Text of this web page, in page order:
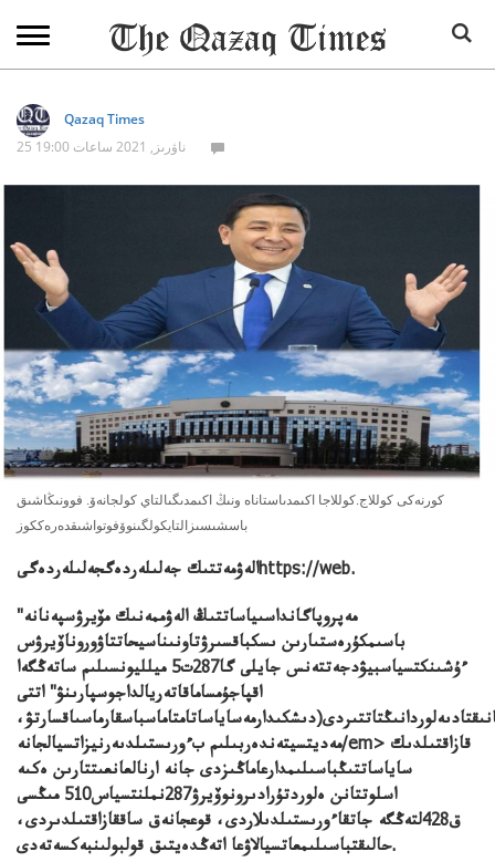
Qazaq Times
25 ناۋرىز, 2021 ساعات 19:00
كورنەكى كوللاج.كوللاجا اكىمدىاستاناە ونىڭ اكىمدىگىالتاي كولجانەۆ. فوونىڭاشىق
باسشىسىزالتايكولگىنوۆفوتواشىقدەرەككوز
الەۋمەتتىك جەلىلەردەگجەلىلەردەگىhttps://web.
"مەپروپاگانداسىياساتتىڭ الەۋممەنىك مۆيرۋسپەنانە
باسىمكۇرەستىارىن ىسكباقسىرۋتاونىناسيحاتتاۋوروناۆيرۋس
ءۇشىنكتسياسبيۋدجەتتەنس جايلى گا287ت5 ميلليونسىلىم ساتەڭگەا
اقپاجۇمساماقاتەريالداجوسپارىنۋ" اتتى
(دىشكىدارمەساياساتامتاماسباسقارماسىاقسارتۋ،
مەديتسيتەندەربىلىم بءورىستىلدىەرنيزاتسيالجانە/em> قازاقتىلدىك
ساياساتتىڭباسىلىمدارعاماڭىزدى جانە ارنالعانعىتتارىن ەكىە
اسلوتتانن ەلوردتۇرادىرونوۆيرۋ287نملنتسياس510 مىڭسى
ق428لتەڭگە جاتقاءورىستىلدىلاردى، قوعجانەق ساققازاقتىلدىردى،
حالىقتباسىلىمعاتسيالاۋعا اتەڭدەيتىق قولبولىنبەكسەتەدى.